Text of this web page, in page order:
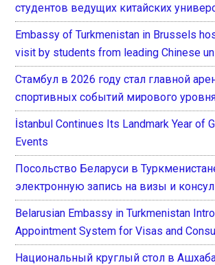
студентов ведущих китайских
Embassy of Turkmenistan in Brussels
visit by students from leading Chinese
Стамбул в 2026 году стал главной
спортивных событий мирового
İstanbul Continues Its Landmark Year of
Events
Посольство Беларуси в
электронную запись на визы и
Belarusian Embassy in Turkmenistan
Appointment System for Visas and
Национальный круглый стол в